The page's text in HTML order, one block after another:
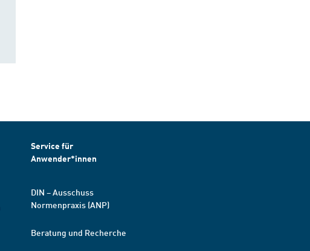
Service für
Anwender*innen
DIN – Ausschuss
Normenpraxis (ANP)
Beratung und Recherche